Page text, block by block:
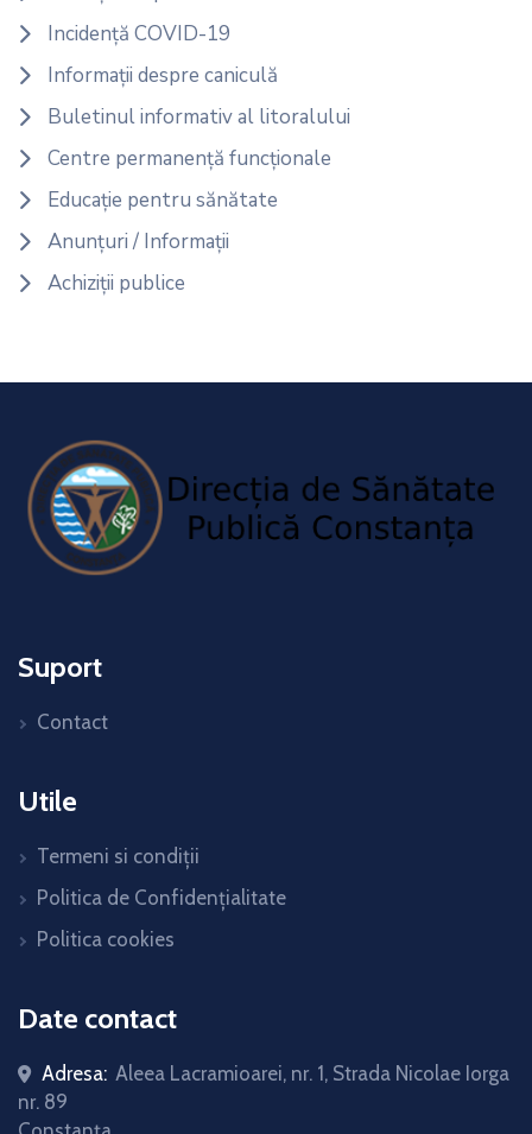
Incidență COVID-19
Informații despre caniculă
Buletinul informativ al litoralului
Centre permanență funcționale
Educație pentru sănătate
Anunțuri / Informații
Achiziții publice
Suport
Contact
Utile
Termeni si condiții
Politica de Confidențialitate
Politica cookies
Date contact
Adresa: Aleea Lacramioarei, nr. 1, Strada Nicolae Iorga
nr. 89